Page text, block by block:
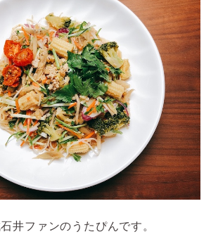
井ファンのうたぴんです。